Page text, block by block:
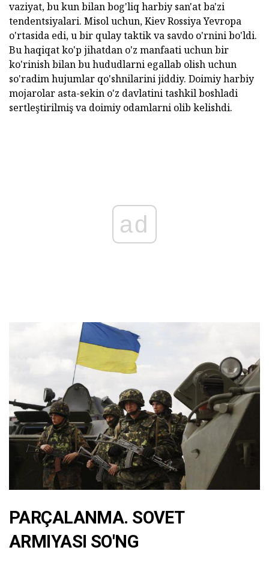
vaziyat, bu kun bilan bog'liq harbiy san'at ba'zi
tendentsiyalari. Misol uchun, Kiev Rossiya Yevropa
o'rtasida edi, u bir qulay taktik va savdo o'rnini bo'ldi.
Bu haqiqat ko'p jihatdan o'z manfaati uchun bir
ko'rinish bilan bu hududlarni egallab olish uchun
so'radim hujumlar qo'shnilarini jiddiy. Doimiy harbiy
mojarolar asta-sekin o'z davlatini tashkil boshladi
sertleştirilmiş va doimiy odamlarni olib kelishdi.
ad
PARÇALANMA. SOVET
ARMIYASI SO'NG